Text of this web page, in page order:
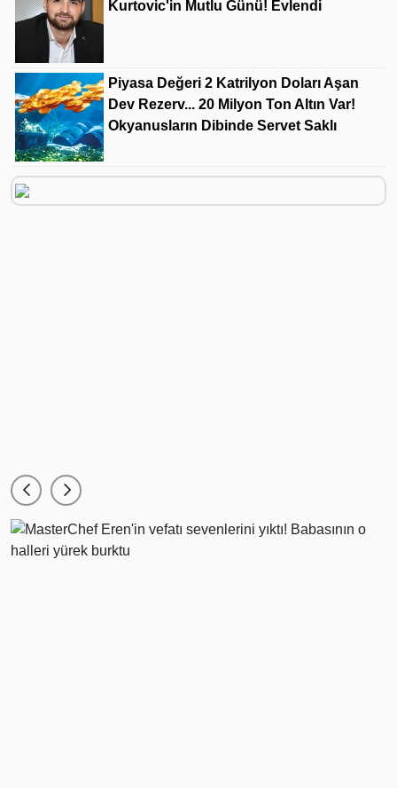
Kurtovic'in Mutlu Günü! Evlendi
Piyasa Değeri 2 Katrilyon Doları Aşan
Dev Rezerv... 20 Milyon Ton Altın Var!
Okyanusların Dibinde Servet Saklı